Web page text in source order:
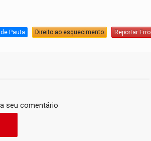
Pauta Direito ao esquecimento Reportar Erro
seu comentário